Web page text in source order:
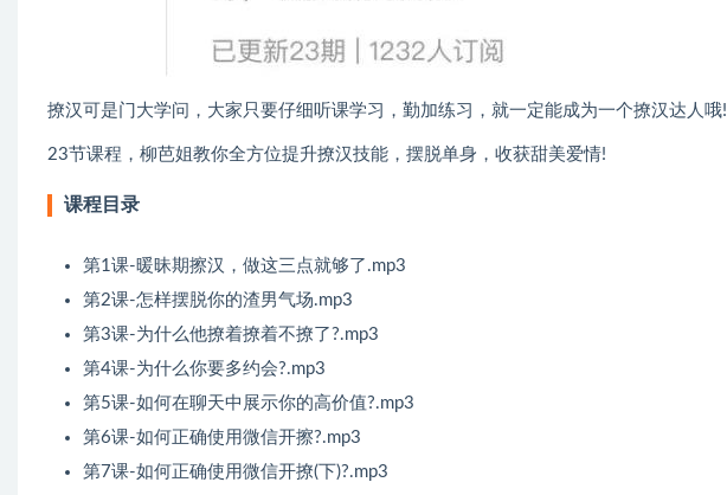
撩汉可是门大学问，大家只要仔细听课学习，勤加练习，就一定能成为一个撩汉达人哦!
23节课程，柳芭姐教你全方位提升撩汉技能，摆脱单身，收获甜美爱情!
课程目录
第1课-暖昧期擦汉，做这三点就够了.mp3
第2课-怎样摆脱你的渣男气场.mp3
第3课-为什么他撩着撩着不撩了?.mp3
第4课-为什么你要多约会?.mp3
第5课-如何在聊天中展示你的高价值?.mp3
第6课-如何正确使用微信开擦?.mp3
第7课-如何正确使用微信开撩(下)?.mp3